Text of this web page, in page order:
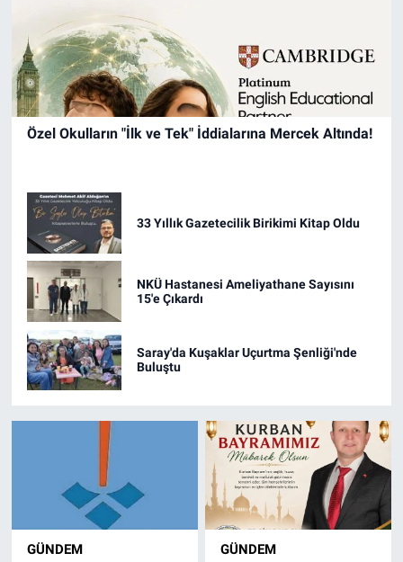
Özel Okulların "İlk ve Tek" İddialarına Mercek Altında!
33 Yıllık Gazetecilik Birikimi Kitap Oldu
NKÜ Hastanesi Ameliyathane Sayısını
15'e Çıkardı
Saray'da Kuşaklar Uçurtma Şenliği'nde
Buluştu
GÜNDEM GÜNDEM